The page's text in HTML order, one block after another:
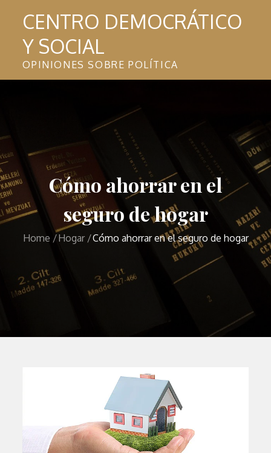
content
CENTRO DEMOCRÁTICO
Y SOCIAL
OPINIONES SOBRE POLÍTICA
Cómo ahorrar en el
seguro de hogar
Home Hogar Cómo ahorrar en el seguro de hogar